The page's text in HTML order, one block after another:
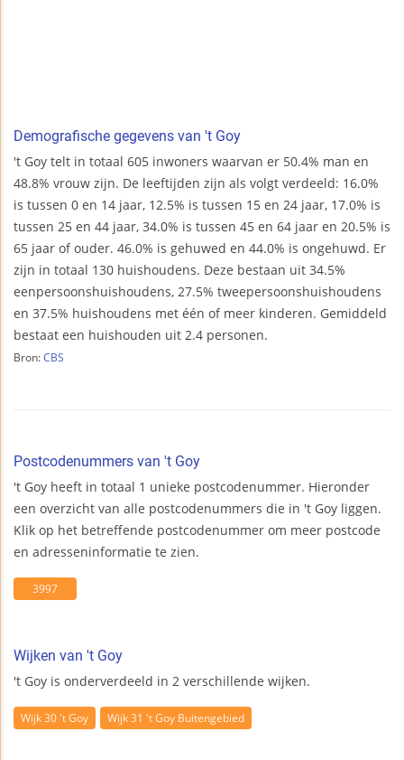
Demografische gegevens van 't Goy
't Goy telt in totaal 605 inwoners waarvan er 50.4% man en
48.8% vrouw zijn. De leeftijden zijn als volgt verdeeld: 16.0%
is tussen 0 en 14 jaar, 12.5% is tussen 15 en 24 jaar, 17.0% is
tussen 25 en 44 jaar, 34.0% is tussen 45 en 64 jaar en 20.5% is
65 jaar of ouder. 46.0% is gehuwed en 44.0% is ongehuwd. Er
zijn in totaal 130 huishoudens. Deze bestaan uit 34.5%
eenpersoonshuishoudens, 27.5% tweepersoonshuishoudens
en 37.5% huishoudens met één of meer kinderen. Gemiddeld
bestaat een huishouden uit 2.4 personen.
Bron: CBS
Postcodenummers van 't Goy
't Goy heeft in totaal 1 unieke postcodenummer. Hieronder
een overzicht van alle postcodenummers die in 't Goy liggen.
Klik op het betreffende postcodenummer om meer postcode
en adresseninformatie te zien.
3997
Wijken van 't Goy
't Goy is onderverdeeld in 2 verschillende wijken.
Wijk 30 't Goy Wijk 31 't Goy Buitengebied